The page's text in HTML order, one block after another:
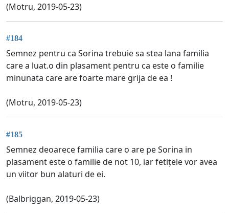
(Motru, 2019-05-23)
#184
Semnez pentru ca Sorina trebuie sa stea lana familia
care a luat.o din plasament pentru ca este o familie
minunata care are foarte mare grija de ea !
(Motru, 2019-05-23)
#185
Semnez deoarece familia care o are pe Sorina in
plasament este o familie de not 10, iar fetițele vor avea
un viitor bun alaturi de ei.
(Balbriggan, 2019-05-23)